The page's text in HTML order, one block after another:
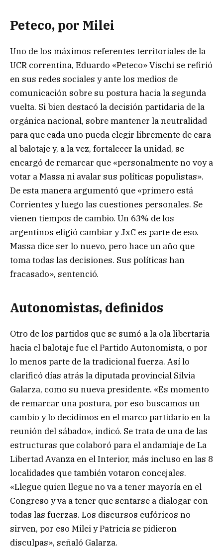
Peteco, por Milei
Uno de los máximos referentes territoriales de la
UCR correntina, Eduardo «Peteco» Vischi se refirió
en sus redes sociales y ante los medios de
comunicación sobre su postura hacia la segunda
vuelta. Si bien destacó la decisión partidaria de la
orgánica nacional, sobre mantener la neutralidad
para que cada uno pueda elegir libremente de cara
al balotaje y, a la vez, fortalecer la unidad, se
encargó de remarcar que «personalmente no voy a
votar a Massa ni avalar sus políticas populistas».
De esta manera argumentó que «primero está
Corrientes y luego las cuestiones personales. Se
vienen tiempos de cambio. Un 63% de los
argentinos eligió cambiar y JxC es parte de eso.
Massa dice ser lo nuevo, pero hace un año que
toma todas las decisiones. Sus políticas han
fracasado», sentenció.
Autonomistas, definidos
Otro de los partidos que se sumó a la ola libertaria
hacia el balotaje fue el Partido Autonomista, o por
lo menos parte de la tradicional fuerza. Así lo
clarificó días atrás la diputada provincial Silvia
Galarza, como su nueva presidente. «Es momento
de remarcar una postura, por eso buscamos un
cambio y lo decidimos en el marco partidario en la
reunión del sábado», indicó. Se trata de una de las
estructuras que colaboró para el andamiaje de La
Libertad Avanza en el Interior, más incluso en las 8
localidades que también votaron concejales.
«Llegue quien llegue no va a tener mayoría en el
Congreso y va a tener que sentarse a dialogar con
todas las fuerzas. Los discursos eufóricos no
sirven, por eso Milei y Patricia se pidieron
disculpas», señaló Galarza.